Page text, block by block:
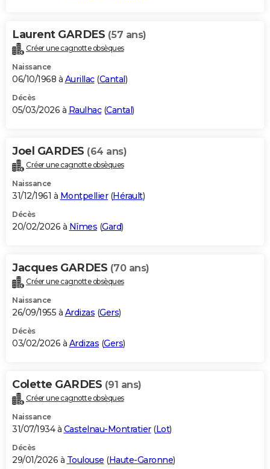
Laurent GARDES (57 ans)
Créer une cagnotte obsèques
Naissance
06/10/1968 à Aurillac(Cantal)
Décès
05/03/2026 à Raulhac(Cantal)
Joel GARDES (64 ans)
Créer une cagnotte obsèques
Naissance
31/12/1961 à Montpellier(Hérault)
Décès
20/02/2026 à Nîmes (Gard)
Jacques GARDES (70 ans)
Créer une cagnotte obsèques
Naissance
26/09/1955 à Ardizas (Gers)
Décès
03/02/2026 à Ardizas (Gers)
Colette GARDES (91 ans)
Créer une cagnotte obsèques
Naissance
31/07/1934 à Castelnau-Montratier(Lot)
Décès
29/01/2026 à Toulouse (Haute-Garonne)